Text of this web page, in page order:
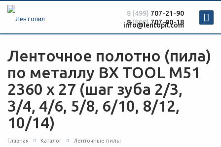
8(800)707-00-18
8 (499) 707-21-90
info@lentopil.com
Ленточное полотно (пила)
по металлу BX TOOL М51
2360 х 27 (шаг зуба 2/3,
3/4, 4/6, 5/8, 6/10, 8/12,
10/14)
Главная Каталог Ленточные пилы